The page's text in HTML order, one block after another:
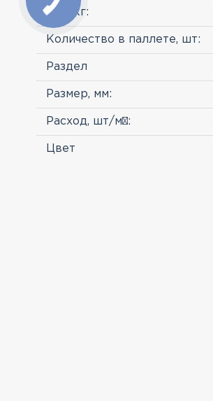
Вес, кг:
Количество в паллете, шт:
Раздел
Размер, мм:
Расход, шт/м²:
Цвет